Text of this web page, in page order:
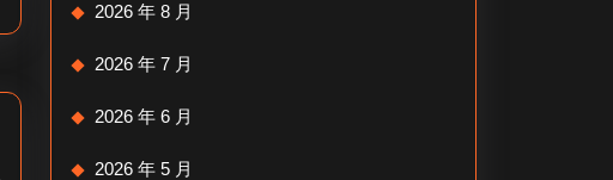
2026 年 8 月
2026 年 7 月
2026 年 6 月
2026 年 5 月